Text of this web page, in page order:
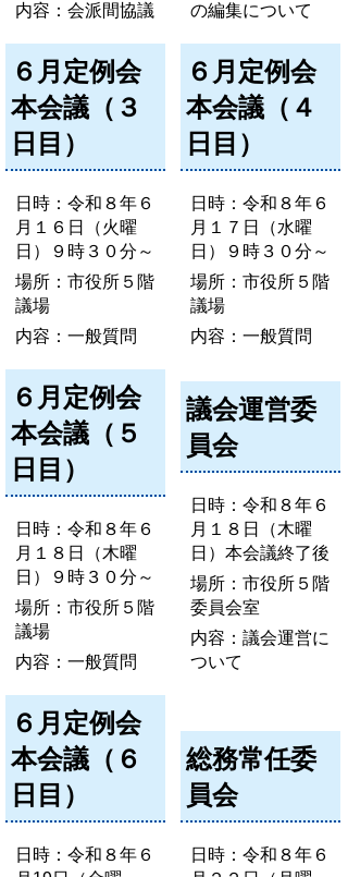
内容：会派間協議
の編集について
６月定例会
本会議（３
日目）
日時：令和８年６
月１６日（火曜
日）９時３０分～
場所：市役所５階
議場
内容：一般質問
６月定例会
本会議（４
日目）
日時：令和８年６
月１７日（水曜
日）９時３０分～
場所：市役所５階
議場
内容：一般質問
６月定例会
本会議（５
日目）
日時：令和８年６
月１８日（木曜
日）９時３０分～
場所：市役所５階
議場
内容：一般質問
議会運営委
員会
日時：令和８年６
月１８日（木曜
日）本会議終了後
場所：市役所５階
委員会室
内容：議会運営に
ついて
６月定例会
本会議（６
日目）
日時：令和８年６
総務常任委
員会
日時：令和８年６